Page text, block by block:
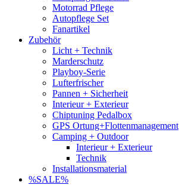
Motorrad Pflege
Autopflege Set
Fanartikel
Zubehör
Licht + Technik
Marderschutz
Playboy-Serie
Lufterfrischer
Pannen + Sicherheit
Interieur + Exterieur
Chiptuning Pedalbox
GPS Ortung+Flottenmanagement
Camping + Outdoor
Interieur + Exterieur
Technik
Installationsmaterial
%SALE%